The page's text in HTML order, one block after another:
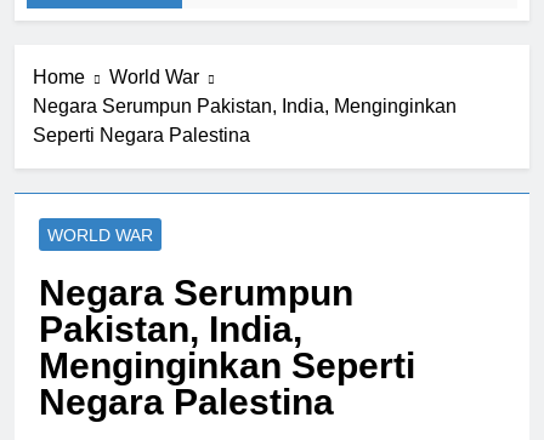
Home
World War
Negara Serumpun Pakistan, India, Menginginkan
Seperti Negara Palestina
WORLD WAR
Negara Serumpun
Pakistan, India,
Menginginkan Seperti
Negara Palestina